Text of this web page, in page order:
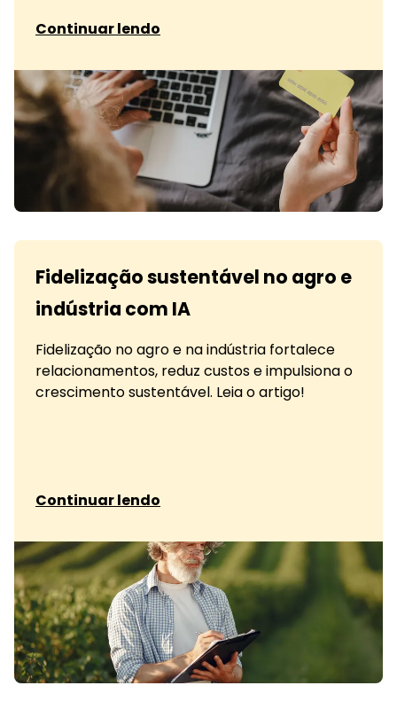
Continuar lendo
Fidelização sustentável no agro e
indústria com IA
Fidelização no agro e na indústria fortalece
relacionamentos, reduz custos e impulsiona o
crescimento sustentável. Leia o artigo!
Continuar lendo